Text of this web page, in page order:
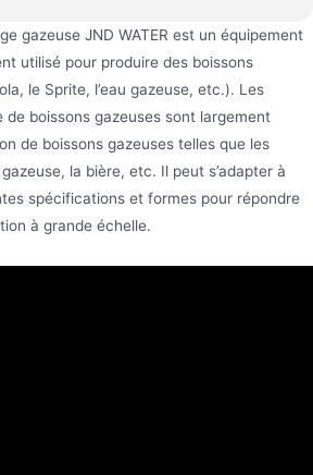
gazeuse JND WATER est un équipement
utilisé pour produire des boissons
le Sprite, l’eau gazeuse, etc.). Les
de boissons gazeuses sont largement
de boissons gazeuses telles que les
la bière, etc. Il peut s’adapter à
spécifications et formes pour répondre
à grande échelle.